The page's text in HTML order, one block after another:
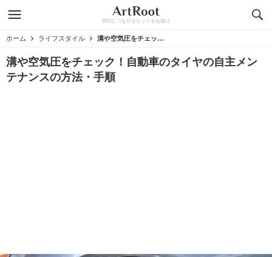
明日につながるヒントをお届け
ホーム ライフスタイル 溝や空気圧をチェック！自動車のタイヤの自主メンテナンスの方法・手順
溝や空気圧をチェック！自動車のタイヤの自主メン
テナンスの方法・手順